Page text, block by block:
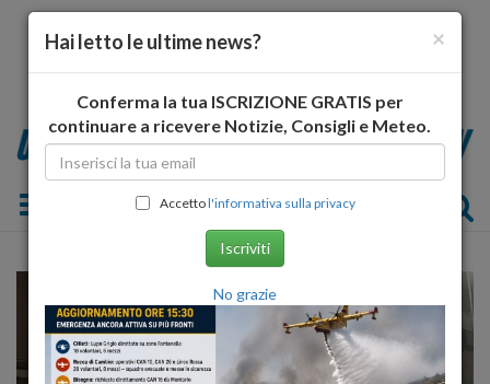
Toggle navigation
×
Hai letto le ultime news?
Conferma la tua ISCRIZIONE GRATIS per
continuare a ricevere Notizie, Consigli e Meteo.
Accettol'informativa sulla privacy
Iscriviti
No grazie